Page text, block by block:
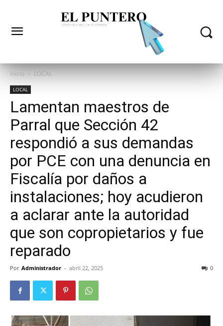
Inicio LOCAL
LOCAL
Lamentan maestros de
Parral que Sección 42
respondió a sus demandas
por PCE con una denuncia en
Fiscalía por daños a
instalaciones; hoy acudieron
a aclarar ante la autoridad
que son copropietarios y fue
reparado
Por Administrador - abril 22, 2025 0